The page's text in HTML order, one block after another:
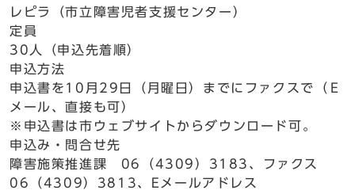
レピラ（市立障害児者支援センター）
定員
30人（申込先着順）
申込方法
申込書を10月29日（月曜日）までにファクスで（Ｅ
メール、直接も可）
※申込書は市ウェブサイトからダウンロード可。
申込み・問合せ先
障害施策推進課 06（4309）3183、ファクス
06（4309）3813、Eメールアドレス